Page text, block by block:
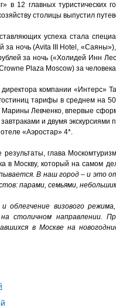
в 12 главных
столицы выпустил
успеха стала
за ночь (Avita III Hotel,
за ночь («Холидей Инн
Plaza Moscow) за
директора компании
тарифы в среднем на
Левченко, впервые
и двумя
«Аэростар» 4*.
результаты, глава
в Москву, который на самом
В наш город – и это
парами, семьями,
облегчение визового
на столичном направлении.
в Москве на